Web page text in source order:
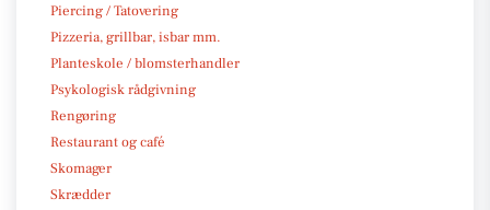
Piercing / Tatovering
Pizzeria, grillbar, isbar mm.
Planteskole / blomsterhandler
Psykologisk rådgivning
Rengøring
Restaurant og café
Skomager
Skrædder